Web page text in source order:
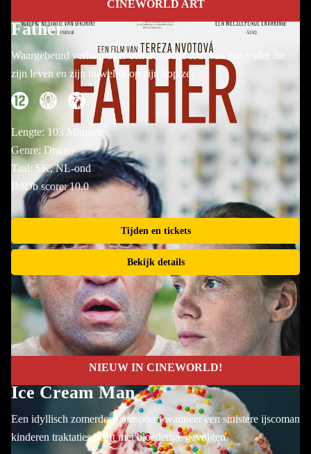
CINEWORLD ART
Father
Waargebeurd verhaal over een tragische fout van een vader die
zijn leven en zijn huwelijk op zijn kop zet.
Lengte: 103 Minuten
Genre: Drama
Taal: SK, NL-ond
IMDb score: 10.0
Tijden en tickets
Bekijk details
NIEUW IN CINEWORLD!
Ice Cream Man
Een idyllisch zomerdorp ontspoort wanneer een sinistere ijscoman
kinderen traktaties geeft met bloederige gevolgen.